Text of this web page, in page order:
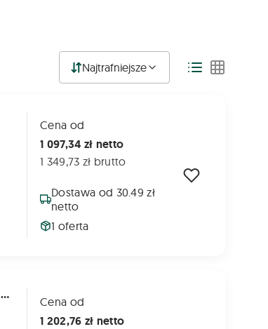
Najtrafniejsze
Cena od
1 097,34 zł netto
1 349,73 zł brutto
Dostawa od 30.49 zł
netto
1 oferta
5276077500 - Łańcuch Do Prasy Warfama Z-543 - 33 Belki Cena od
1 202,76 zł netto